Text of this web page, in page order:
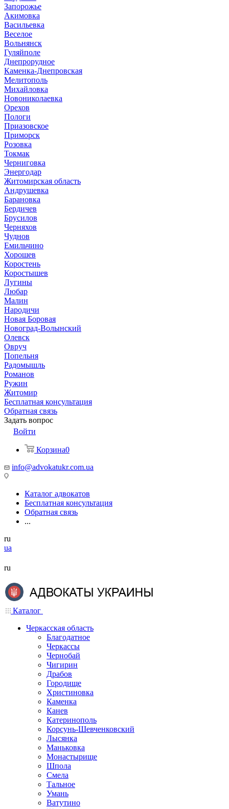
Запорожье
Акимовка
Васильевка
Веселое
Вольнянск
Гуляйполе
Днепрорудное
Каменка-Днепровская
Мелитополь
Михайловка
Новониколаевка
Орехов
Пологи
Приазовское
Приморск
Розовка
Токмак
Черниговка
Энергодар
Житомирская область
Андрушевка
Барановка
Бердичев
Брусилов
Черняхов
Чуднов
Емильчино
Хорошев
Коростень
Коростышев
Лугины
Любар
Малин
Народичи
Новая Боровая
Новоград-Волынский
Олевск
Овруч
Попельня
Радомышль
Романов
Ружин
Житомир
Бесплатная консультация
Обратная связь
Задать вопрос
Войти
Корзина0
info@advokatukr.com.ua
Каталог адвокатов
Бесплатная консультация
Обратная связь
...
ru
ua
ru
Каталог
Черкасская область
Благодатное
Черкассы
Чернобай
Чигирин
Драбов
Городище
Христиновка
Каменка
Канев
Катеринополь
Корсунь-Шевченковский
Лысянка
Маньковка
Монастырище
Шпола
Смела
Тальное
Умань
Ватутино